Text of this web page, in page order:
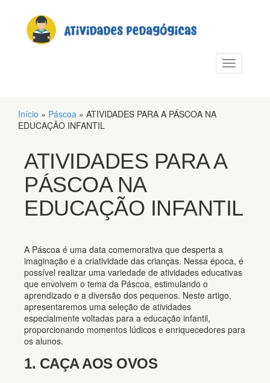
Alternar
Início » Páscoa » ATIVIDADES PARA A PÁSCOA NA
EDUCAÇÃO INFANTIL
ATIVIDADES PARA A
PÁSCOA NA
EDUCAÇÃO INFANTIL
A Páscoa é uma data comemorativa que desperta a
imaginação e a criatividade das crianças. Nessa época, é
possível realizar uma variedade de atividades educativas
que envolvem o tema da Páscoa, estimulando o
aprendizado e a diversão dos pequenos. Neste artigo,
apresentaremos uma seleção de atividades
especialmente voltadas para a educação infantil,
proporcionando momentos lúdicos e enriquecedores para
os alunos.
1. CAÇA AOS OVOS